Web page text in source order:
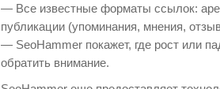
— Все известные форматы ссылок:
публикации (упоминания, мнения,
— SeoHammer покажет, где рост или
обратить внимание.